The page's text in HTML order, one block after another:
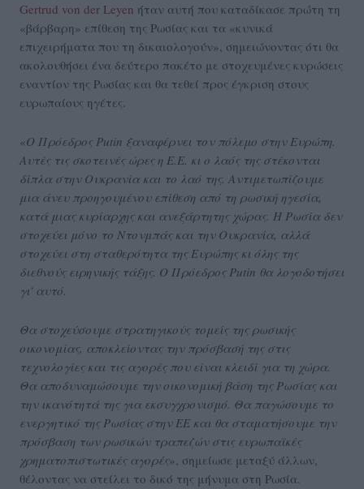
Gertrud von der Leyen ήταν αυτή που καταδίκασε πρώτη τη
«βάρβαρη» επίθεση της Ρωσίας και τα «κυνικά
επιχειρήματα που τη δικαιολογούν», σημειώνοντας ότι θα
ακολουθήσει ένα δεύτερο πακέτο με στοχευμένες κυρώσεις
εναντίον της Ρωσίας και θα τεθεί προς έγκριση στους
ευρωπαίους ηγέτες.
«Ο Πρόεδρος Putin ξαναφέρνει τον πόλεμο στην Ευρώπη.
Αυτές τις σκοτεινές ώρες η Ε.Ε. κι ο λαός της στέκονται
δίπλα στην Ουκρανία και το λαό της. Αντιμετωπίζουμε
μια άνευ προηγουμένου επίθεση από τη ρωσική ηγεσία,
κατά μιας κυρίαρχης και ανεξάρτητης χώρας. Η Ρωσία δεν
στοχεύει μόνο το Ντονμπάς και την Ουκρανία, αλλά
στοχεύει στη σταθερότητα της Ευρώπης κι όλης της
διεθνούς ειρηνικής τάξης. Ο Πρόεδρος Putin θα λογοδοτήσει
γι' αυτό.
Θα στοχεύσουμε στρατηγικούς τομείς της ρωσικής
οικονομίας, αποκλείοντας την πρόσβασή της στις
τεχνολογίες και τις αγορές που είναι κλειδί για τη χώρα.
Θα αποδυναμώσουμε την οικονομική βάση της Ρωσίας και
την ικανότητά της για εκσυγχρονισμό. Θα παγώσουμε το
ενεργητικό της Ρωσίας στην ΕΕ και θα σταματήσουμε την
πρόσβαση των ρωσικών τραπεζών στις ευρωπαϊκές
χρηματοπιστωτικές αγορές», σημείωσε μεταξύ άλλων,
θέλοντας να στείλει το δικό της μήνυμα στη Ρωσία.